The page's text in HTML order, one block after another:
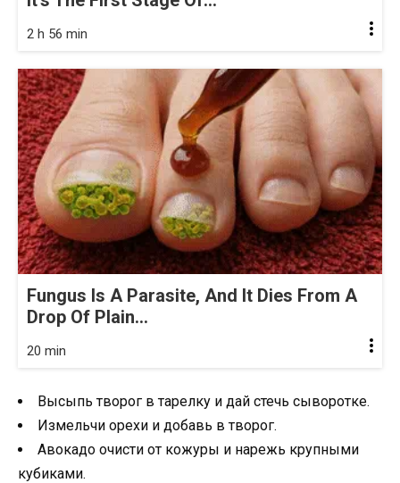
2 h 56 min
Fungus Is A Parasite, And It Dies From A
Drop Of Plain...
20 min
Высыпь творог в тарелку и дай стечь сыворотке.
Измельчи орехи и добавь в творог.
Авокадо очисти от кожуры и нарежь крупными
кубиками.